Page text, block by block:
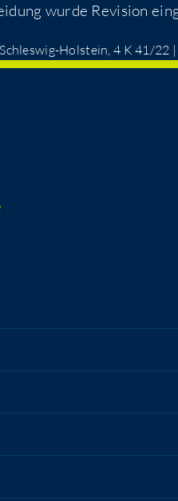
wur­de Revi­si­on
Hol­stein, 4 K 41/22